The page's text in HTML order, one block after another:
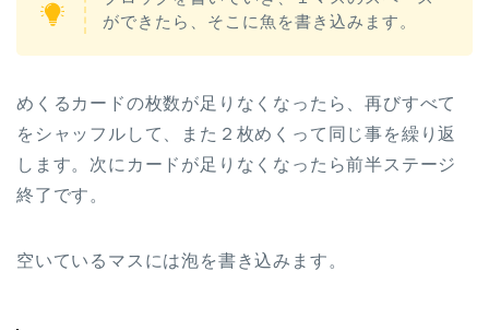
ができたら、そこに魚を書き込みます。
めくるカードの枚数が足りなくなったら、再びすべて
をシャッフルして、また２枚めくって同じ事を繰り返
します。次にカードが足りなくなったら前半ステージ
終了です。
空いているマスには泡を書き込みます。